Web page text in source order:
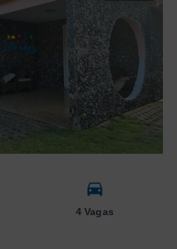
4 Vagas